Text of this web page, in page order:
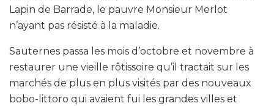
Lapin de Barrade, le pauvre Monsieur Merlot
n’ayant pas résisté à la maladie.
Sauternes passa les mois d’octobre et novembre à
restaurer une vieille rôtissoire qu’il tractait sur les
marchés de plus en plus visités par des nouveaux
bobo-littoro qui avaient fui les grandes villes et